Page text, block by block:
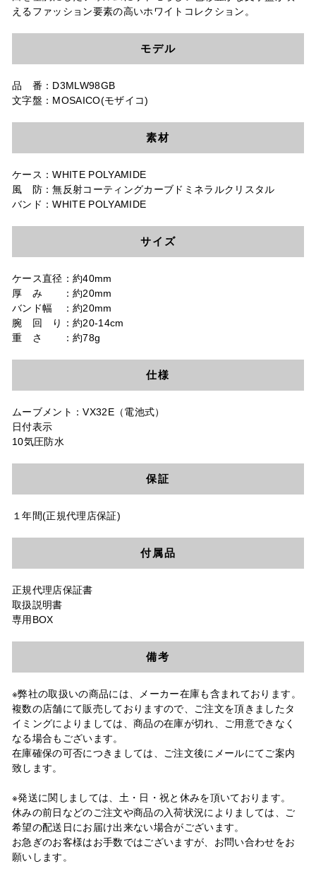
えるファッション要素の高いホワイトコレクション。
モデル
品 番：D3MLW98GB
文字盤：MOSAICO(モザイコ)
素材
ケース：WHITE POLYAMIDE
風 防：無反射コーティングカーブドミネラルクリスタル
バンド：WHITE POLYAMIDE
サイズ
ケース直径：約40mm
厚 み ：約20mm
バンド幅 ：約20mm
腕 回 り：約20-14cm
重 さ ：約78g
仕様
ムーブメント：VX32E（電池式）
日付表示
10気圧防水
保証
１年間(正規代理店保証)
付属品
正規代理店保証書
取扱説明書
専用BOX
備考
※弊社の取扱いの商品には、メーカー在庫も含まれております。
複数の店舗にて販売しておりますので、ご注文を頂きましたタ
イミングによりましては、商品の在庫が切れ、ご用意できなく
なる場合もございます。
在庫確保の可否につきましては、ご注文後にメールにてご案内
致します。
※発送に関しましては、土・日・祝と休みを頂いております。
休みの前日などのご注文や商品の入荷状況によりましては、ご
希望の配送日にお届け出来ない場合がございます。
お急ぎのお客様はお手数ではございますが、お問い合わせをお
願いします。